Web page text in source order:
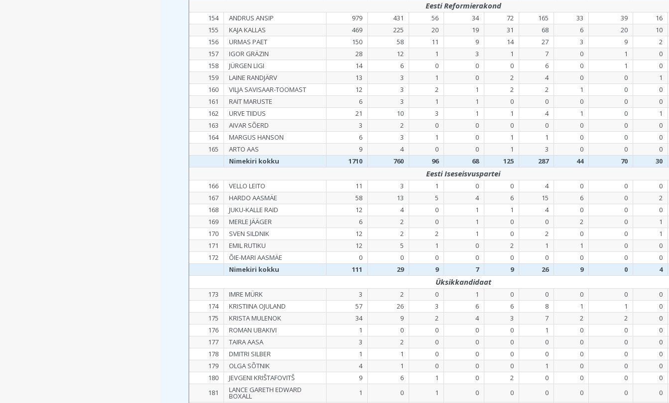
Eesti Reformierakond
154 ANDRUS ANSIP 979 431 56 34 72 165 33 39
16
155
KAJA KALLAS 469 225 20 19 31 68 6 20
10
156
URMAS PAET 150 58 11 9 14 27 3 9
2
157
IGOR GRÄZIN 28 12 1 3 1 7 0 1
0
158
JÜRGEN LIGI 14 6 0 0 0 6 0 1
0
159
LAINE RANDJÄRV 13 3 1 0 2 4 0 0
1
160
VILJA SAVISAAR-TOOMAST 12 3 2 1 2 2 1 0
0
161
RAIT MARUSTE 6 3 1 1 0 0 0 0
0
162
URVE TIIDUS 21 10 3 1 1 4 1 0
1
163
AIVAR SÕERD 3 2 0 0 0 0 0 0
0
164
MARGUS HANSON 6 3 1 0 1 1 0 0
0
165
ARTO AAS 9 4 0 0 1 3 0 0
0
Nimekiri kokku
1710 760 96 68 125 287 44 70 30
Eesti Iseseisvuspartei
166 VELLO LEITO 11 3 1 0 0 4 0 0
0
167
HARDO AASMÄE 58 13 5 4 6 15 6 0
2
168
JUKU-KALLE RAID 12 4 0 1 1 4 0 0
0
169
MERLE JÄÄGER 6 2 0 1 0 0 2 0
1
170
SVEN SILDNIK 12 2 2 1 0 2 0 0
1
171
EMIL RUTIKU 12 5 1 0 2 1 1 0
0
172
ÕIE-MARI AASMÄE 0 0 0 0 0 0 0 0
0
Nimekiri kokku
111 29 9 7 9 26 9 0 4
Üksikkandidaat
173 IMRE MÜRK 3 2 0 1 0 0 0 0
0
174
KRISTIINA OJULAND 57 26 3 6 6 8 1 1
0
175
KRISTA MULENOK 34 9 2 4 3 7 2 2
0
176
ROMAN UBAKIVI 1 0 0 0 0 1 0 0
0
177
TAIRA AASA 3 2 0 0 0 0 0 0
0
178
DMITRI SILBER 1 1 0 0 0 0 0 0
0
179
OLGA SÕTNIK 4 1 0 0 0 1 0 0
0
180
JEVGENI KRIŠTAFOVITŠ 9 6 1 0 2 0 0 0
0
181
LANCE GARETH EDWARD
BOXALL 1 0 1 0 0 0 0 0 0